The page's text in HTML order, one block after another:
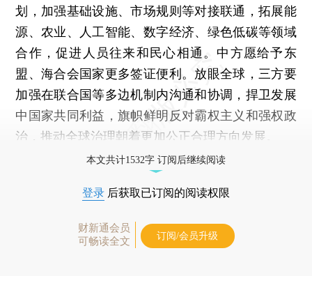
划，加强基础设施、市场规则等对接联通，拓展能
源、农业、人工智能、数字经济、绿色低碳等领域
合作，促进人员往来和民心相通。中方愿给予东
盟、海合会国家更多签证便利。放眼全球，三方要
加强在联合国等多边机制内沟通和协调，捍卫发展
中国家共同利益，旗帜鲜明反对霸权主义和强权政
治，推动全球治理朝着更加公正合理方向发展。
本文共计1532字 订阅后继续阅读
登录 后获取已订阅的阅读权限
财新通会员
可畅读全文
订阅/会员升级